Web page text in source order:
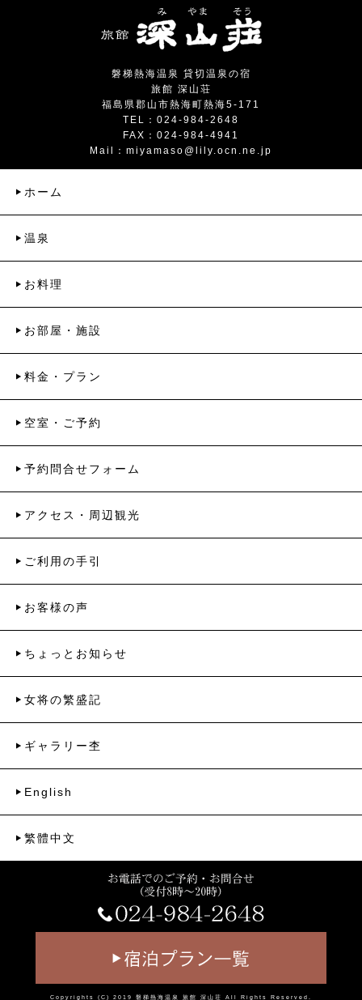
磐梯熱海温泉 貸切温泉の宿
旅館 深山荘
福島県郡山市熱海町熱海5-171
TEL：024-984-2648
FAX：024-984-4941
Mail： miyamaso@lily.ocn.ne.jp
ホーム
温泉
お料理
お部屋・施設
料金・プラン
空室・ご予約
予約問合せフォーム
アクセス・周辺観光
ご利用の手引
お客様の声
ちょっとお知らせ
女将の繁盛記
ギャラリー杢
English
繁體中文
Copyrights (C) 2019 磐梯熱海温泉 旅館 深山荘 All Rights Reserved.